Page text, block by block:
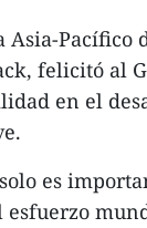
Pacífico
felicitó al
en el
es